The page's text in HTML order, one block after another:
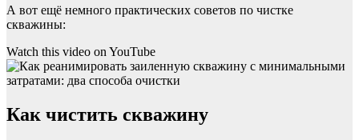
А вот ещё немного практических советов по чистке
скважины:
Watch this video on YouTube
Как чистить скважину